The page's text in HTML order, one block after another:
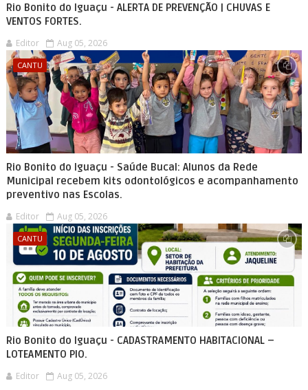
Rio Bonito do Iguaçu - ALERTA DE PREVENÇÃO | CHUVAS E
VENTOS FORTES.
Editor Aug 05, 2026
CANTU
Rio Bonito do Iguaçu - Saúde Bucal: Alunos da Rede
Municipal recebem kits odontológicos e acompanhamento
preventivo nas Escolas.
Editor Aug 05, 2026
CANTU
Rio Bonito do Iguaçu - CADASTRAMENTO HABITACIONAL –
LOTEAMENTO PIO.
Editor Aug 05, 2026